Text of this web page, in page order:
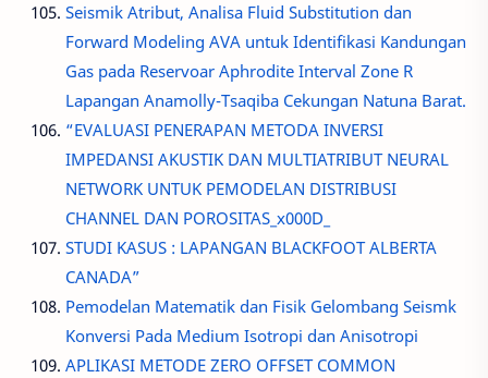
Seismik Atribut, Analisa Fluid Substitution dan
Forward Modeling AVA untuk Identifikasi Kandungan
Gas pada Reservoar Aphrodite Interval Zone R
Lapangan Anamolly-Tsaqiba Cekungan Natuna Barat.
“EVALUASI PENERAPAN METODA INVERSI
IMPEDANSI AKUSTIK DAN MULTIATRIBUT NEURAL
NETWORK UNTUK PEMODELAN DISTRIBUSI
CHANNEL DAN POROSITAS_x000D_
STUDI KASUS : LAPANGAN BLACKFOOT ALBERTA
CANADA”
Pemodelan Matematik dan Fisik Gelombang Seismk
Konversi Pada Medium Isotropi dan Anisotropi
APLIKASI METODE ZERO OFFSET COMMON